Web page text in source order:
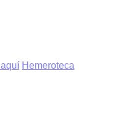
Hemeroteca